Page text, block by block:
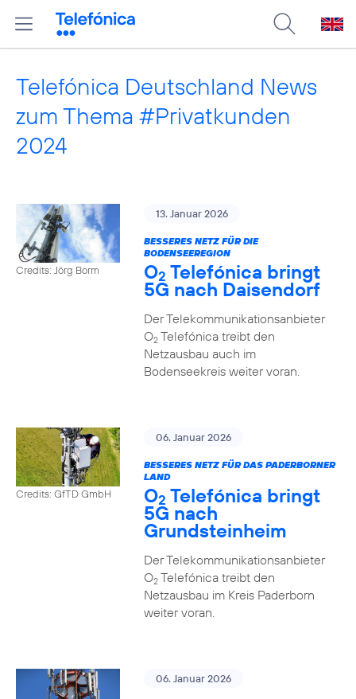
Telefónica Deutschland News
zum Thema #Privatkunden
2024
Credits: Jörg Borm
13. Januar 2026
BESSERES NETZ FÜR DIE
BODENSEEREGION
O2 Telefónica bringt
5G nach Daisendorf
Der Telekommunikationsanbieter
O2Telefónica treibt den
Netzausbau auch im
Bodenseekreis weiter voran.
Credits: GfTD GmbH
06. Januar 2026
BESSERES NETZ FÜR DAS PADERBORNER
LAND
O2 Telefónica bringt
5G nach
Grundsteinheim
Der Telekommunikationsanbieter
O2Telefónica treibt den
Netzausbau im Kreis Paderborn
weiter voran.
06. Januar 2026